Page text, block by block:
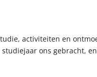
activiteiten en
ons gebracht,